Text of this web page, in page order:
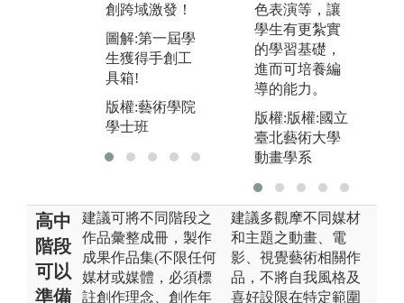
創跨域激發！
圖解:第一屆學
生獲得手創工
具箱!
版權:藝術學院
學士班
色表演等，讓
學生有更紮實
的學習基礎，
進而可培養編
導的能力。
版權:版權:國立
臺北藝術大學
動畫學系
高中
階段
可以
準備
建議可將不同階段之
作品彙整成冊，製作
成果作品集(不限任何
媒材或媒體，必須標
註創作理念、創作年
建議多觀摩不同媒材
和主題之動畫、電
影、視覺藝術相關作
品，不將自我風格及
喜好設限在特定範圍